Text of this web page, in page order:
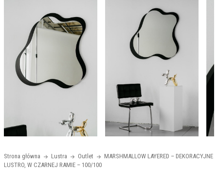
Strona główna Lustra Outlet
MARSHMALLOW LAYERED – DEKORACYJNE
LUSTRO, W CZARNEJ RAMIE – 100/100